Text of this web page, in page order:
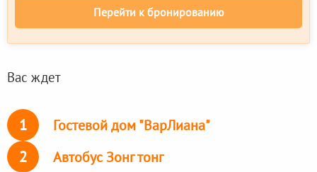
Перейти к бронированию
Вас ждет
1 Гостевой дом "ВарЛиана"
2 Автобус Зонг тонг